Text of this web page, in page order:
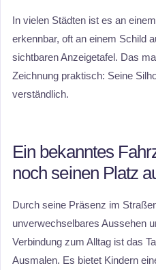
In vielen Städten ist es an
erkennbar, oft an einem Schild
sichtbaren Anzeigetafel. Das
Zeichnung praktisch: Seine
verständlich.
Ein bekanntes
noch seinen Platz
Durch seine Präsenz im
unverwechselbares Aussehen
Verbindung zum Alltag ist das
Ausmalen. Es bietet Kindern